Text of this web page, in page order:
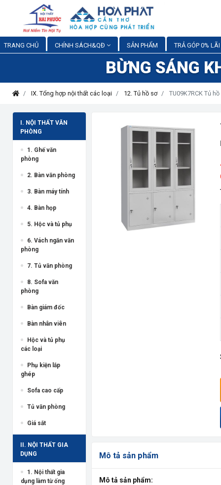
TRANG CHỦ CHÍNH SÁCH&QĐ SẢN PHẨM TRẢ GÓP 0% LÃI
BỪNG SÁNG
IX. Tổng hợp nội thất các loại 12. Tủ hồ sơ TU09K7RCK Tủ
I. NỘI THẤT VĂN
PHÒNG
1. Ghế văn
phòng
2. Bàn văn phòng
3. Bàn máy tính
4. Bàn họp
5. Hộc và tủ phụ
6. Vách ngăn văn
phòng
7. Tủ văn phòng
8. Sofa văn
phòng
Bàn giám đốc
Bàn nhân viên
Hộc và tủ phụ
các loại
Phụ kiện lắp
ghép
Sofa cao cấp
Tủ văn phòng
Giá sắt
II. NỘI THẤT GIA
DỤNG
1. Nội thất gia
dụng làm từ ống
Mô tả sản phẩm
Mô tả sản phẩm: